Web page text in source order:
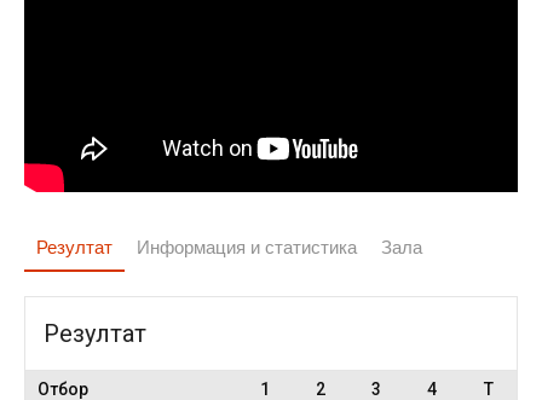
Резултат Информация и статистика Зала
Резултат
Отбор 1 2 3 4
T